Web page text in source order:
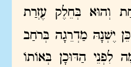
וְהוּא בְּחֵלֶק עֶזְרַת
יֶשְׁנָהּ מַדְרֵגָה בְּרֹחַב
הַדּוּכָן בְּאוֹתוֹ